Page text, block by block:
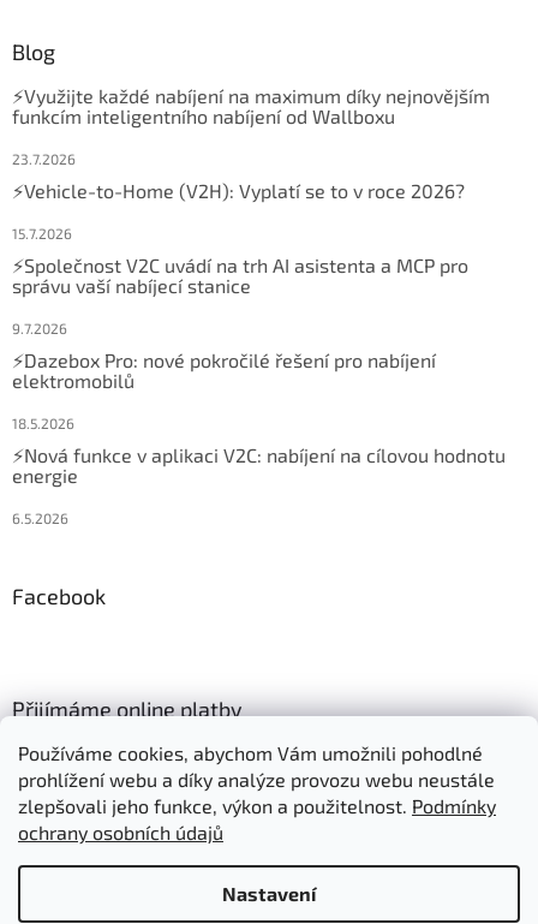
Používáme cookies, abychom Vám umožnili pohodlné
prohlížení webu a díky analýze provozu webu neustále
zlepšovali jeho funkce, výkon a použitelnost. Podmínky
ochrany osobních údajů
Nastavení
Blog
⚡Využijte každé nabíjení na maximum díky nejnovějším
funkcím inteligentního nabíjení od Wallboxu
23.7.2026
⚡Vehicle-to-Home (V2H): Vyplatí se to v roce 2026?
15.7.2026
⚡Společnost V2C uvádí na trh AI asistenta a MCP pro
správu vaší nabíjecí stanice
9.7.2026
⚡Dazebox Pro: nové pokročilé řešení pro nabíjení
elektromobilů
18.5.2026
⚡Nová funkce v aplikaci V2C: nabíjení na cílovou hodnotu
energie
6.5.2026
Facebook
Přijímáme online platby